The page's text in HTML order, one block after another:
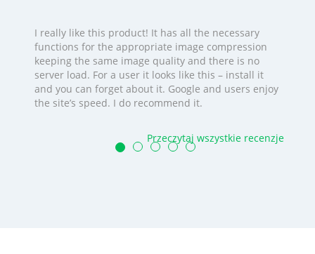
I really like this product! It has all the necessary
functions for the appropriate image compression
keeping the same image quality and there is no
server load. For a user it looks like this – install it
and you can forget about it. Google and users enjoy
the site’s speed. I do recommend it.
Przeczytaj wszystkie recenzje